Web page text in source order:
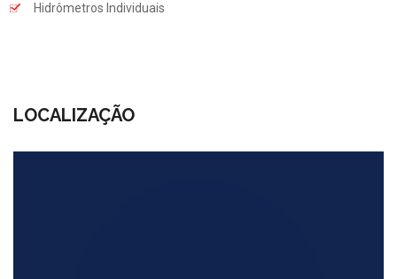
Hidrômetros Individuais
LOCALIZAÇÃO